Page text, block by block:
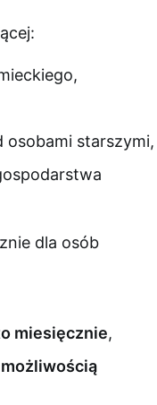
osobami starszymi,
dla osób
miesięcznie,